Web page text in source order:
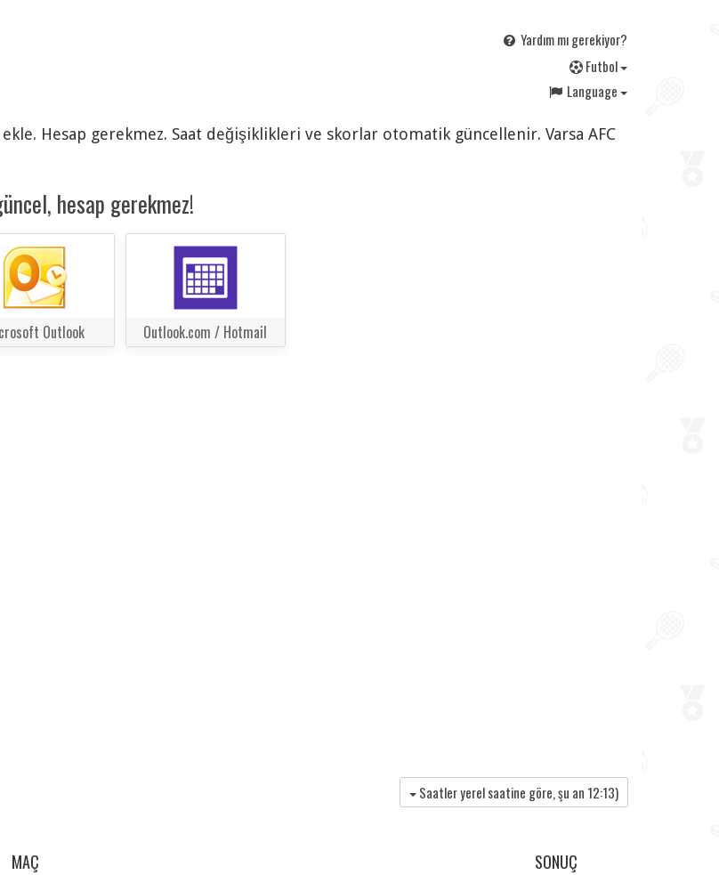
Yardım mı gerekiyor?
Futbol
Language
Hesap gerekmez. Saat değişiklikleri ve skorlar otomatik güncellenir. Varsa AFC
hesap gerekmez!
Outlook Outlook.com / Hotmail
Saatler yerel saatine göre, şu an 12:13)
MAÇ SONUÇ